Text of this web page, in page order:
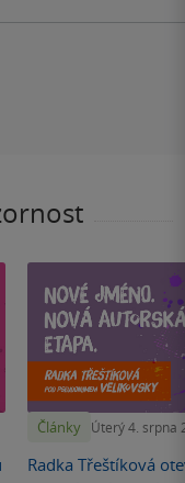
Články Úterý 4. srpna
Radka Třeštíková